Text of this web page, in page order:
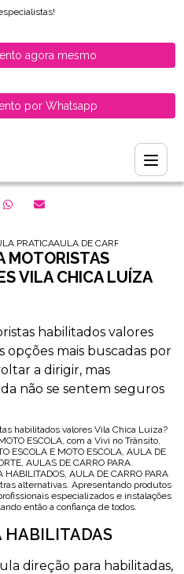
agora mesmo
por Whatsapp
PARA HABILITADOS
PRATICA DE CARRO PARA
AULA DE CARRO PARA
MOTORISTAS
VILA CHICA LUÍZA
habilitados valores
opções mais buscadas por
a dirigir, mas
não se sentem seguros
habilitados valores Vila Chica Luíza?
ESCOLA, com a Vivi no Trânsito,
ESCOLA E MOTO ESCOLA, AULA DE
AULAS DE CARRO PARA
HABILITADOS, AULA DE CARRO PARA
alternativas. Apresentando produtos
especializados e instalações
então a confiança de todos.
HABILITADAS
direção para habilitadas,